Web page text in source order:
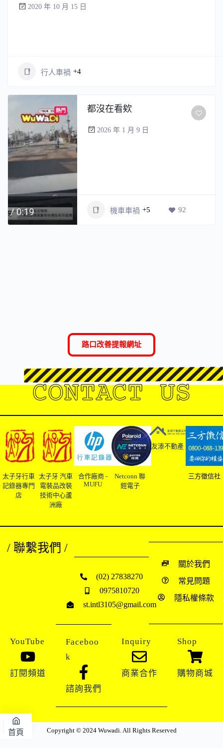
2020 年 10 月 15 日
行人車禍 +4
熱門 都沒在看欸
2026 年 1 月 9 日
機車車禍 +5 92
路口改善提報網址
CONTACT US
太子牙行車
記錄器專門
店
太子牙 汽車
電裝品改裝
技術中心蘆
洲廠
合作廠商 -
MUFU
Netconn 聯
鎧電子
友溙不動產
三方徵信社
/ 聯繫我們 /
(02) 27838270
0975810720
st.intl3105@gmail.com
關於我們
常見問題
隱私權條款
YouTube
訂閱頻道
Faceboo
k
諮詢我們
Inquiry
商業合作
Shop
購物商城
Copyright © 2024 Wuwadi. All Rights Reserved
首頁